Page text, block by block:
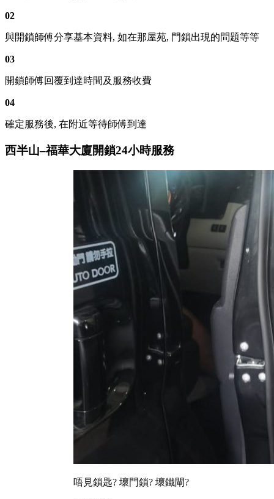
02
與開鎖師傅分享基本資料, 如在那屋苑, 門鎖出現的問題等等
03
開鎖師傅回覆到達時間及服務收費
04
確定服務後, 在附近等待師傅到達
西半山–福華大廈開鎖24小時服務
唔見鎖匙? 壞門鎖? 壞鐵閘?